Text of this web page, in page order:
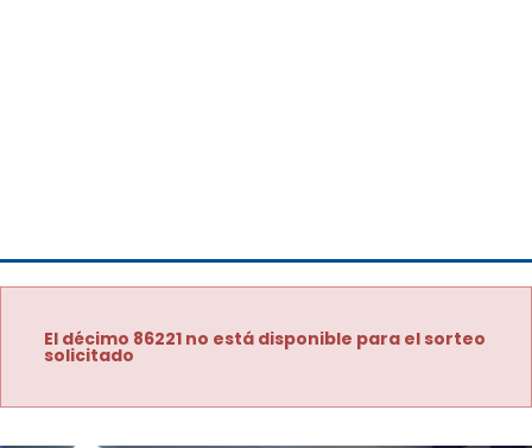
El décimo 86221 no está disponible para el sorteo
solicitado